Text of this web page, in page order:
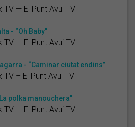
TV — El Punt Avui TV
- “Oh Baby”
TV — El Punt Avui TV
- “Caminar ciutat endins”
TV – El Punt Avui TV
polka manouchera”
TV — El Punt Avui TV